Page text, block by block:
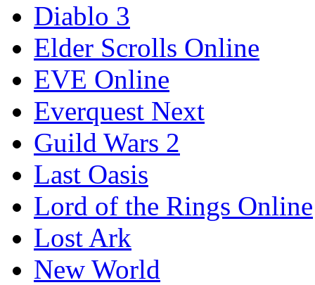
Diablo 3
Elder Scrolls Online
EVE Online
Everquest Next
Guild Wars 2
Last Oasis
Lord of the Rings Online
Lost Ark
New World